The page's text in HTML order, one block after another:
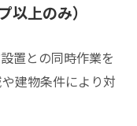
以上のみ）
置との同時作業を
建物条件により対